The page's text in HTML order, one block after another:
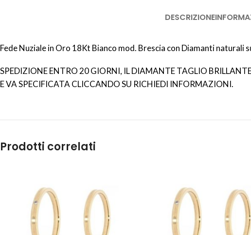
DESCRIZIONE
Fede Nuziale in Oro 18Kt Bianco mod. Brescia con Diamanti naturali
SPEDIZIONE ENTRO 20 GIORNI, IL DIAMANTE TAGLIO BRILLANTE
E VA SPECIFICATA CLICCANDO SU RICHIEDI INFORMAZIONI.
Prodotti correlati